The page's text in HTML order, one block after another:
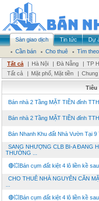
Sàn giao dịch Tin tức Dự
Cần bán
Cho thuê
Tìm
Tất cả
| Hà Nội | Đà Nẵng | TP
Tất cả
| Mặt phố, Mặt tiền |
Tiêu
Bán nhà 2 Tầng MẶT TIỀN đỉnh
Bán nhà 2 Tầng MẶT TIỀN đỉnh
Bán Nhanh Khu đất Nhà Vườn Tại 9
SANG NHƯỢNG CLB BI-A ĐANG
THƯỜNG ...
🔴💥Bán cụm đất kiệt 4 lô liền kề
CHO THUÊ NHÀ NGUYÊN CĂN
🔴💥Bán cụm đất kiệt 4 lô liền kề